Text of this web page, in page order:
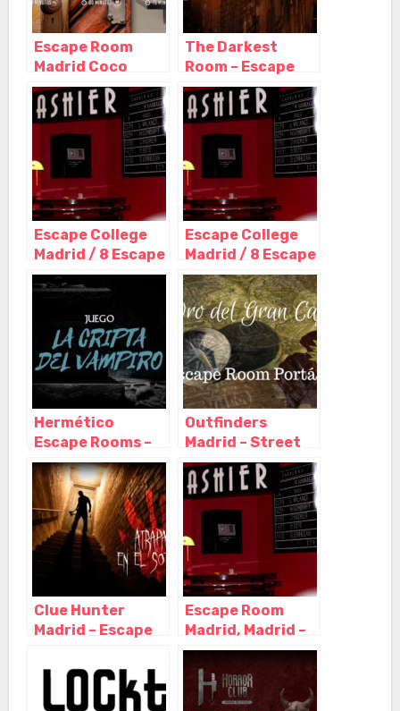
Escape Room
Madrid Coco
Room, Madrid –
Madrid
The Darkest
Room – Escape
Room Madrid,
Madrid – Madrid
Escape College
Madrid / 8 Escape
Room en pleno
centro, Madrid –
Madrid
Escape College
Madrid / 8 Escape
Room en pleno
centro, Madrid –
Madrid
Hermético
Escape Rooms –
Escape Room en
Madrid, Madrid –
Madrid
Outfinders
Madrid – Street
Escape y Escape
room a domicilio,
Madrid – Madrid
Clue Hunter
Madrid – Escape
Madrid
Escape Room
Madrid, Madrid –
Madrid